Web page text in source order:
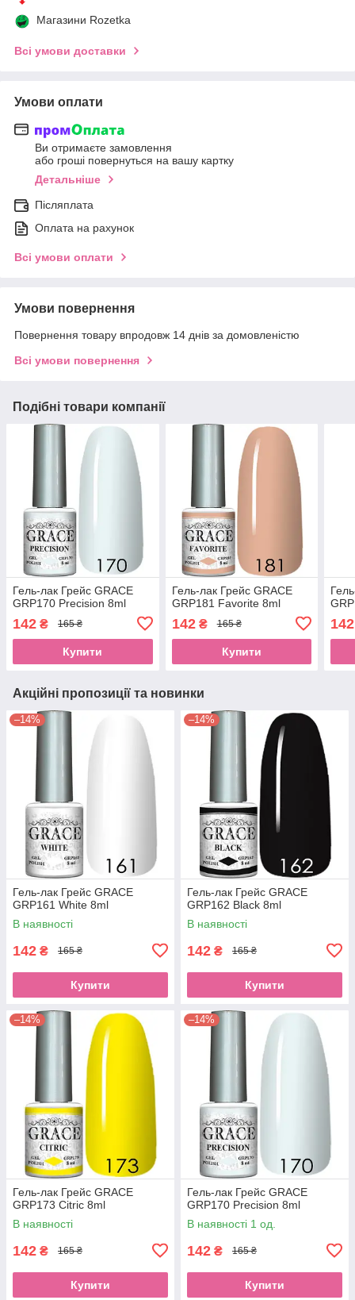
Магазини Rozetka
Всі умови доставки
Умови оплати
Ви отримаєте замовлення
або гроші повернуться на вашу картку
Детальніше
Післяплата
Оплата на рахунок
Всі умови оплати
Умови повернення
Повернення товару впродовж 14 днів за домовленістю
Всі умови повернення
Подібні товари компанії
Гель-лак Грейс GRACE
GRP170 Precision 8ml
142 ₴ 165 ₴
Купити
Гель-лак Грейс GRACE
GRP181 Favorite 8ml
142₴ 165 ₴
Купити
142
Акційні пропозиції та новинки
–14%
Гель-лак Грейс GRACE
GRP161 White 8ml
В наявності
142 ₴ 165 ₴
Купити
–14%
Гель-лак Грейс GRACE
GRP162 Black 8ml
В наявності
142 ₴ 165 ₴
Купити
–14%
Гель-лак Грейс GRACE
GRP173 Citric 8ml
В наявності
142 ₴ 165 ₴
Купити
–14%
Гель-лак Грейс GRACE
GRP170 Precision 8ml
В наявності 1 од.
142 ₴ 165 ₴
Купити